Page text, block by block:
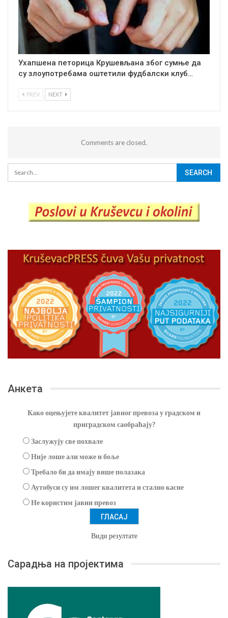
Ухапшена петорица Крушевљана због сумње да
су злоупотребама оштетили фудбалски клуб…
PREV NEXT
Comments are closed.
Анкета
Како оцењујете квалитет јавног превоза у градском и
приградском саобраћају?
Заслужују све похвале
Није лоше али може и боље
Требало би да имају више полазака
Аутобуси су им лошег квалитета и стално касне
Не користим јавни превоз
Види резултате
Сарадња на пројектима